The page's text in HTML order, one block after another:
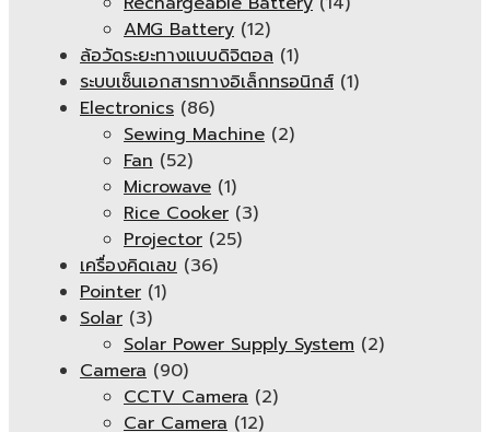
AMG Battery (12)
ล้อวัดระยะทางแบบดิจิตอล (1)
ระบบเซ็นเอกสารทางอิเล็กทรอนิกส์ (1)
Electronics (86)
Sewing Machine (2)
Fan (52)
Microwave (1)
Rice Cooker (3)
Projector (25)
เครื่องคิดเลข (36)
Pointer (1)
Solar (3)
Solar Power Supply System (2)
Camera (90)
CCTV Camera (2)
Car Camera (12)